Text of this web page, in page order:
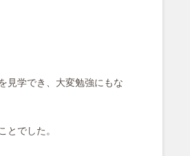
見学でき、大変勉強にもな
とでした。